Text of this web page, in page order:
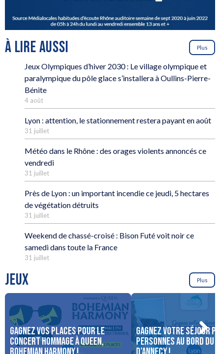
À LIRE AUSSI Plus
Jeux Olympiques d’hiver 2030 : Le village olympique et
paralympique du pôle glace s’installera à Oullins-Pierre-
Bénite
4 août
Lyon : attention, le stationnement restera payant en août
31 juillet
Météo dans le Rhône : des orages violents annoncés ce
vendredi
31 juillet
Près de Lyon : un important incendie ce jeudi, 5 hectares
de végétation détruits
31 juillet
Weekend de chassé-croisé : Bison Futé voit noir ce
samedi dans toute la France
31 juillet
JEUX Plus
Gagnez vos places pour le
concert Hommage à Queen,
Gagnez votre séjour
personnes au bord du